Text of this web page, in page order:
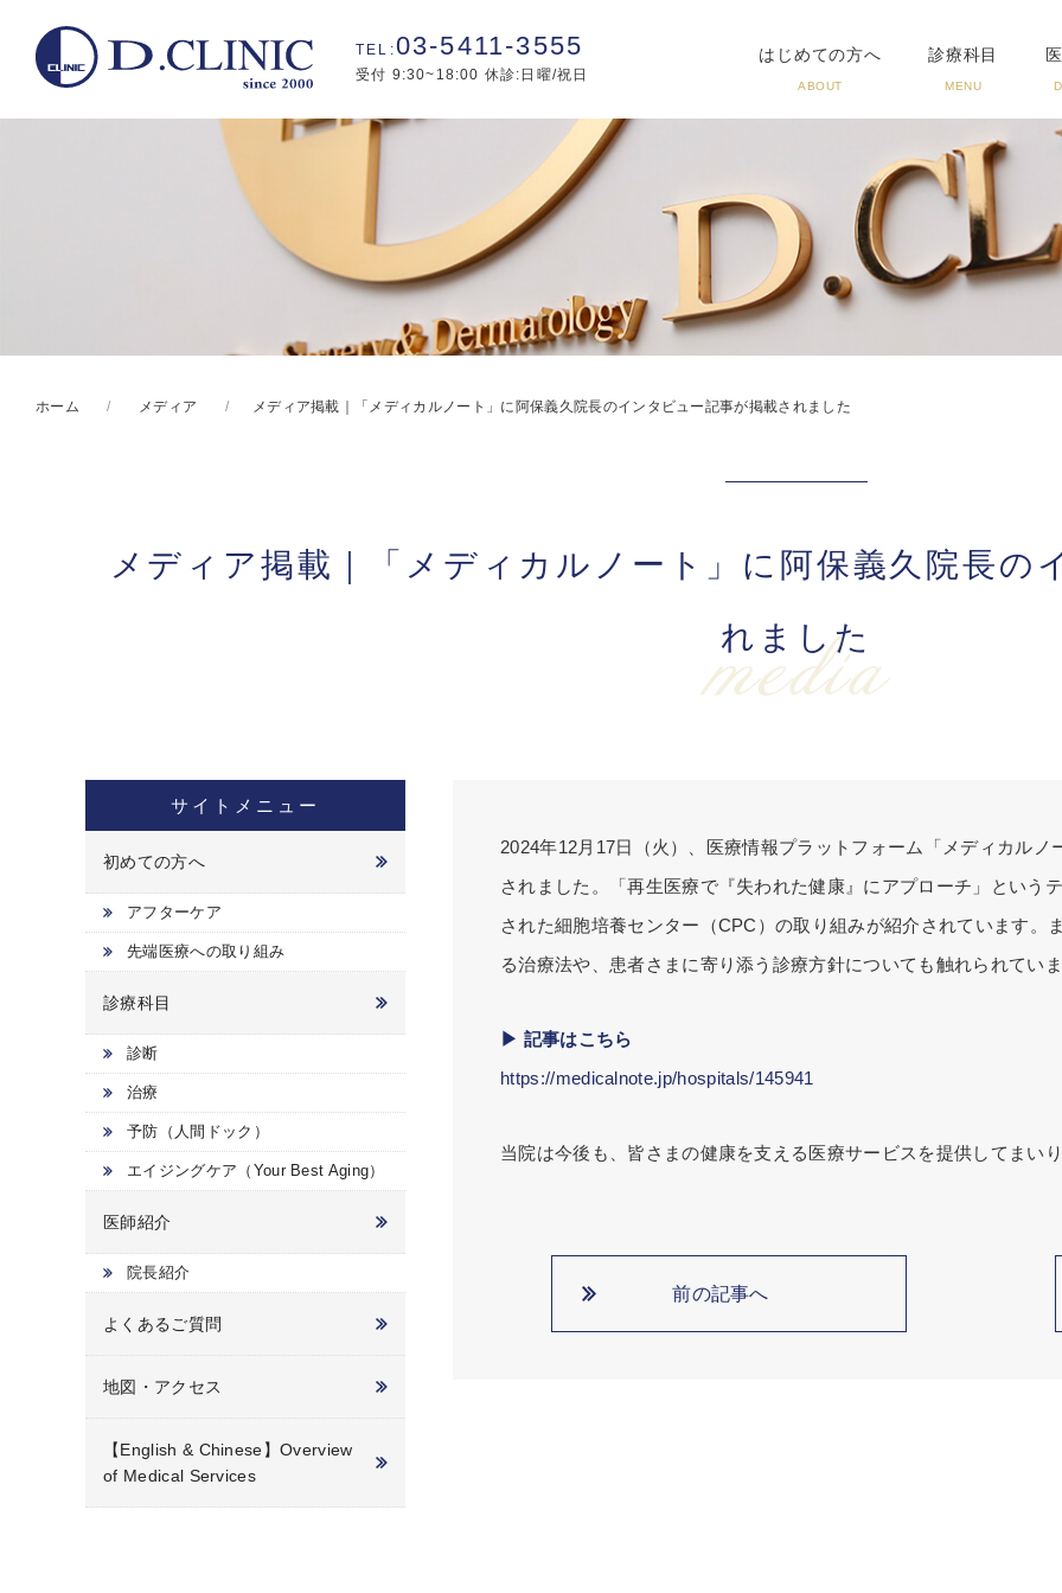
03-5411-3555
受付 9:30~18:00 休診:日曜/祝日
はじめての方へ
ABOUT
診療科目
MENU
ホーム メディア メディア掲載｜「メディカルノート」に阿保義久院長のインタビュー記事が掲載されました
メディア掲載｜「メディカルノート」に阿保義久院長の
れました
media
2024年12月17日（火）、医療情報プラットフォーム「メディカル
されました。「再生医療で『失われた健康』にアプローチ」という
された細胞培養センター（CPC）の取り組みが紹介されています。
る治療法や、患者さまに寄り添う診療方針についても触れられてい
▶ 記事はこちら
https://medicalnote.jp/hospitals/145941
当院は今後も、皆さまの健康を支える医療サービスを提供してまい
前の記事へ
サイトメニュー
初めての方へ
アフターケア
先端医療への取り組み
診療科目
診断
治療
予防（人間ドック）
エイジングケア（Your Best Aging）
医師紹介
院長紹介
よくあるご質問
地図・アクセス
【English & Chinese】Overview
of Medical Services